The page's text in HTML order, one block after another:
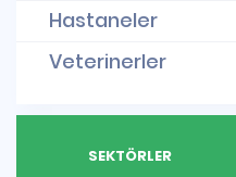
Hastaneler
Veterinerler
SEKTÖRLER